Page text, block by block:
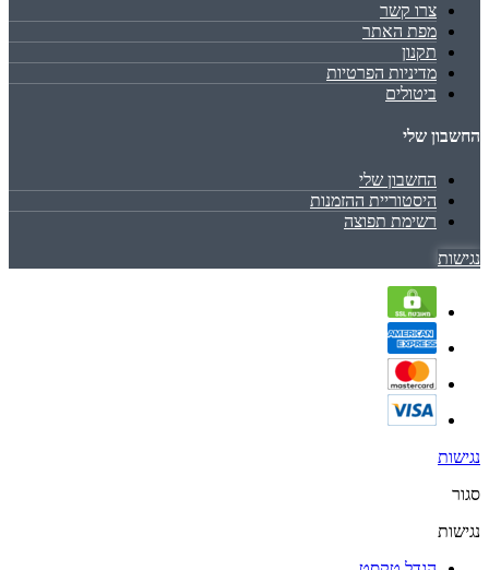
צרו קשר
מפת האתר
תקנון
מדיניות הפרטיות
ביטולים
החשבון שלי
החשבון שלי
היסטוריית ההזמנות
רשימת תפוצה
נגישות
נגישות
סגור
נגישות